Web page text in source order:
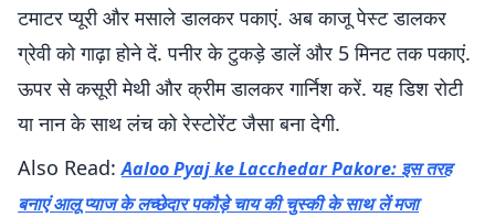
टमाटर प्यूरी और मसाले डालकर पकाएं. अब काजू पेस्ट डालकर
ग्रेवी को गाढ़ा होने दें. पनीर के टुकड़े डालें और 5 मिनट तक पकाएं.
ऊपर से कसूरी मेथी और क्रीम डालकर गार्निश करें. यह डिश रोटी
या नान के साथ लंच को रेस्टोरेंट जैसा बना देगी.
Also Read:Aaloo Pyaj ke Lacchedar Pakore: इस तरह
बनाएं आलू प्याज के लच्छेदार पकौड़े चाय की चुस्की के साथ लें मजा